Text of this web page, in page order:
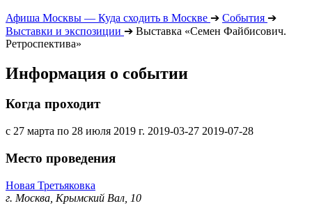
Афиша Москвы — Куда сходить в Москве ➔ События ➔
Выставки и экспозиции ➔ Выставка «Семен Файбисович.
Ретроспектива»
Информация о событии
Когда проходит
с 27 марта по 28 июля 2019 г. 2019-03-27 2019-07-28
Место проведения
Новая Третьяковка
г. Москва, Крымский Вал, 10